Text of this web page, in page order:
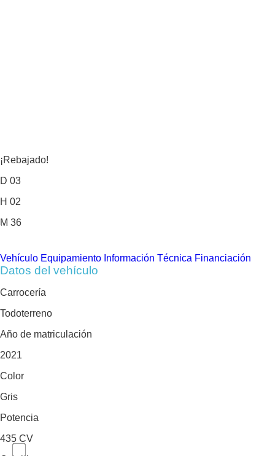
¡Rebajado!
D 03
H 02
M 36
Vehículo Equipamiento Información Técnica Financiación
Datos del vehículo
Carrocería
Todoterreno
Año de matriculación
2021
Color
Gris
Potencia
435 CV